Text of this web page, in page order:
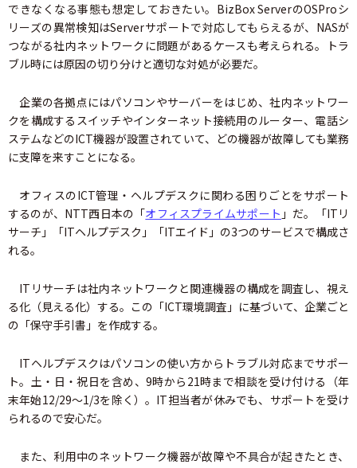
できなくなる事態も想定しておきたい。BizBox ServerのOSProシ
リーズの異常検知はServerサポートで対応してもらえるが、NASが
つながる社内ネットワークに問題があるケースも考えられる。トラ
ブル時には原因の切り分けと適切な対処が必要だ。
企業の各拠点にはパソコンやサーバーをはじめ、社内ネットワー
クを構成するスイッチやインターネット接続用のルーター、電話シ
ステムなどのICT機器が設置されていて、どの機器が故障しても業務
に支障を来すことになる。
オフィスのICT管理・ヘルプデスクに関わる困りごとをサポート
するのが、NTT西日本の「オフィスプライムサポート 」だ。「ITリ
サーチ」「ITヘルプデスク」「ITエイド」の3つのサービスで構成さ
れる。
ITリサーチは社内ネットワークと関連機器の構成を調査し、視え
る化（見える化）する。この「ICT環境調査」に基づいて、企業ごと
の「保守手引書」を作成する。
ITヘルプデスクはパソコンの使い方からトラブル対応までサポー
ト。土・日・祝日を含め、9時から21時まで相談を受け付ける（年
末年始12/29～1/3を除く）。IT担当者が休みでも、サポートを受け
られるので安心だ。
また、利用中のネットワーク機器が故障や不具合が起きたとき、